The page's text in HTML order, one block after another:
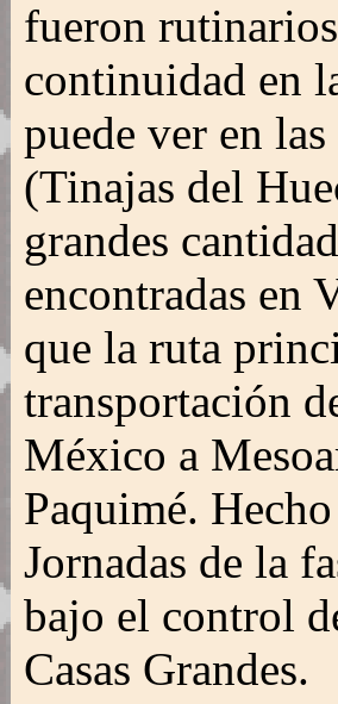
fueron
continuidad en
puede ver en
(Tinajas del
grandes
encontradas en
que la ruta
transportación
México a
Paquimé.
Jornadas de la
bajo el control
Casas Grandes.